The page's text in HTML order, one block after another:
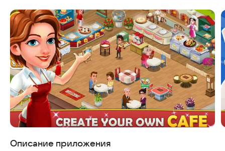
Скриншоты
Описание приложения